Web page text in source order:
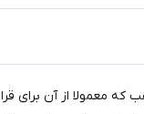
معمولا از آن برای